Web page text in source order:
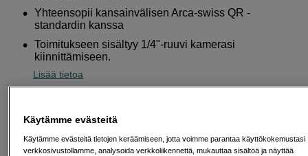
Yhteensopii kansainvälisen Arca-swiss QR -
standardin kanssa
Toimitukseen sisältyy 1/4"-ruuvi kamerasi
kiinnittämiseen.
Lisää tietoa
22 EUR
Maksa heti tai jaa useampaan osamaksuun Lue lisää
Käytämme evästeitä
Käytämme evästeitä tietojen keräämiseen, jotta voimme parantaa käyttökokemustasi
verkkosivustollamme, analysoida verkkoliikennettä, mukauttaa sisältöä ja näyttää